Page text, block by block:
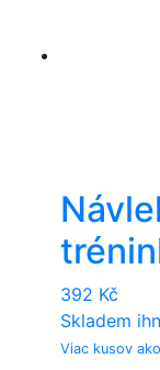
392 Kč
Skladem
Viac kusov